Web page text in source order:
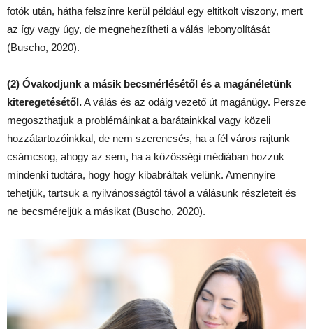
fotók után, hátha felszínre kerül például egy eltitkolt viszony, mert
az így vagy úgy, de megnehezítheti a válás lebonyolítását
(Buscho, 2020).
(2) Óvakodjunk a másik becsmérlésétől és a magánéletünk
kiteregetésétől.A válás és az odáig vezető út magánügy. Persze
megoszthatjuk a problémáinkat a barátainkkal vagy közeli
hozzátartozóinkkal, de nem szerencsés, ha a fél város rajtunk
csámcsog, ahogy az sem, ha a közösségi médiában hozzuk
mindenki tudtára, hogy hogy kibabráltak velünk. Amennyire
tehetjük, tartsuk a nyilvánosságtól távol a válásunk részleteit és
ne becsméreljük a másikat (Buscho, 2020).